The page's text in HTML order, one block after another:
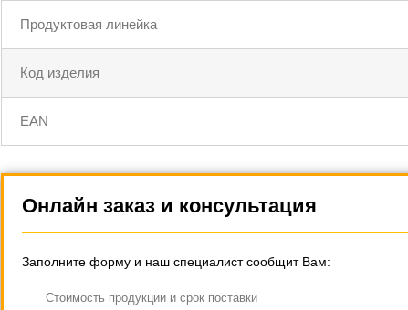
Продуктовая линейка
Код изделия
EAN
Онлайн заказ и консультация
Заполните форму и наш специалист сообщит Вам:
Cтоимость продукции и срок поставки